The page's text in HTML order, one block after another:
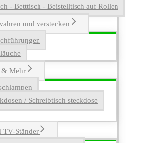
- Betttisch - Beistelltisch auf Rollen
und verstecken
& Mehr
/ Schreibtisch steckdose
TV-Ständer